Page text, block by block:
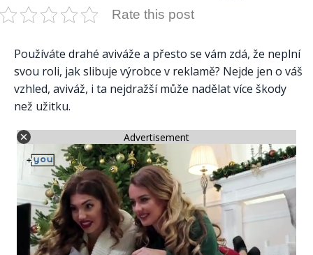
Rate this post
Používáte drahé aviváže a přesto se vám zdá, že neplní
svou roli, jak slibuje výrobce v reklamě? Nejde jen o váš
vzhled, aviváž, i ta nejdražší může nadělat více škody
než užitku.
Advertisement